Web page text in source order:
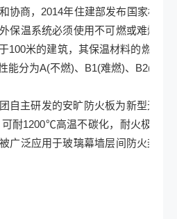
协商，2014年住建部发布国家标准
保温系统必须使用不可燃或难燃材
100米的建筑，其保温材料的燃烧
能分为A(不燃)、B1(难燃)、B2(可燃
主研发的安旷防火板为新型无机
耐1200℃高温不碳化，耐火极限时
广泛应用于玻璃幕墙层间防火封堵